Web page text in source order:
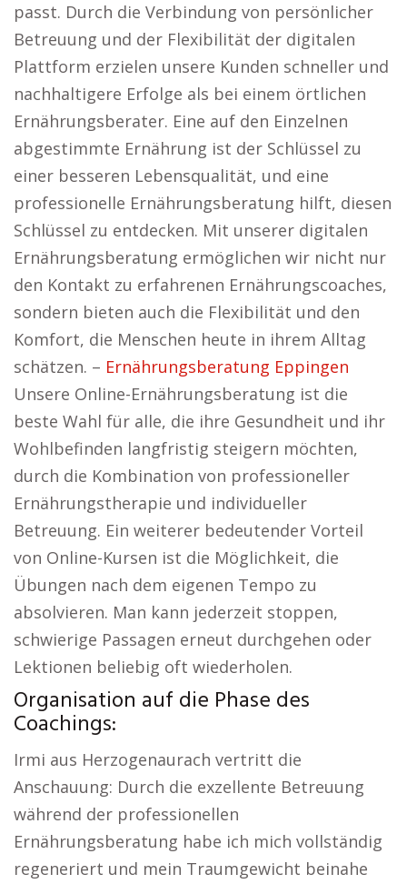
passt. Durch die Verbindung von persönlicher
Betreuung und der Flexibilität der digitalen
Plattform erzielen unsere Kunden schneller und
nachhaltigere Erfolge als bei einem örtlichen
Ernährungsberater. Eine auf den Einzelnen
abgestimmte Ernährung ist der Schlüssel zu
einer besseren Lebensqualität, und eine
professionelle Ernährungsberatung hilft, diesen
Schlüssel zu entdecken. Mit unserer digitalen
Ernährungsberatung ermöglichen wir nicht nur
den Kontakt zu erfahrenen Ernährungscoaches,
sondern bieten auch die Flexibilität und den
Komfort, die Menschen heute in ihrem Alltag
schätzen. – Ernährungsberatung Eppingen
Unsere Online-Ernährungsberatung ist die
beste Wahl für alle, die ihre Gesundheit und ihr
Wohlbefinden langfristig steigern möchten,
durch die Kombination von professioneller
Ernährungstherapie und individueller
Betreuung. Ein weiterer bedeutender Vorteil
von Online-Kursen ist die Möglichkeit, die
Übungen nach dem eigenen Tempo zu
absolvieren. Man kann jederzeit stoppen,
schwierige Passagen erneut durchgehen oder
Lektionen beliebig oft wiederholen.
Organisation auf die Phase des
Coachings:
Irmi aus Herzogenaurach vertritt die
Anschauung: Durch die exzellente Betreuung
während der professionellen
Ernährungsberatung habe ich mich vollständig
regeneriert und mein Traumgewicht beinahe